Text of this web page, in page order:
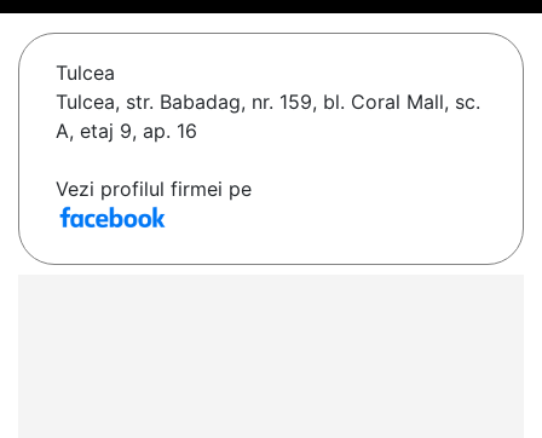
Tulcea
Tulcea, str. Babadag, nr. 159, bl. Coral Mall, sc.
A, etaj 9, ap. 16
Vezi profilul firmei pe